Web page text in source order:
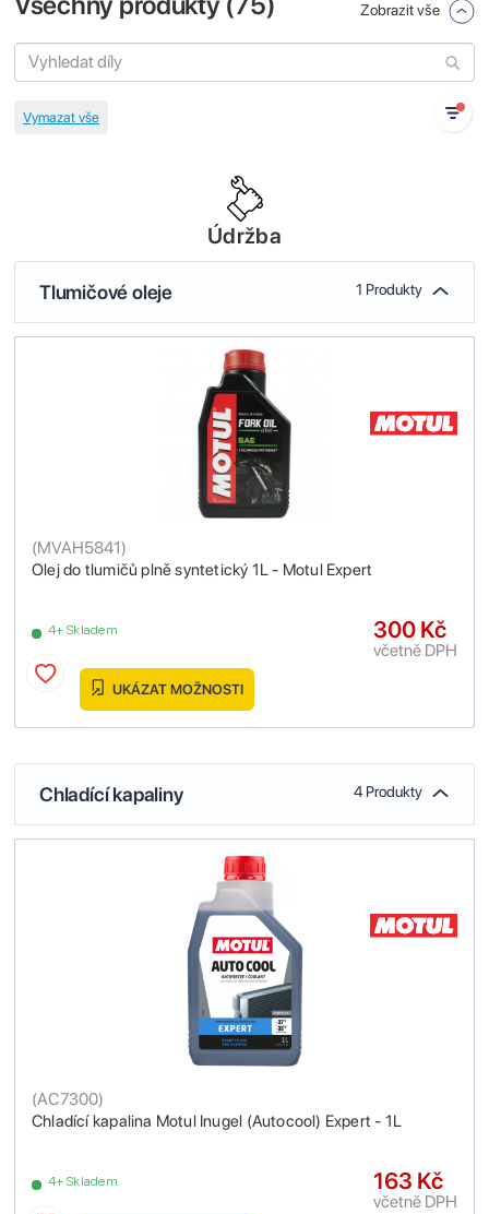
Zobrazit vše
Údržba
Tlumičové oleje 1 Produkty
Olej do tlumičů plně syntetický 1L - Motul Expert
(MVAH5841)
4+ Skladem 300 Kč
včetně DPH
UKÁZAT MOŽNOSTI
Chladící kapaliny 4 Produkty
Chladící kapalina Motul Inugel (Autocool) Expert - 1L
(AC7300)
4+ Skladem 163 Kč
včetně DPH